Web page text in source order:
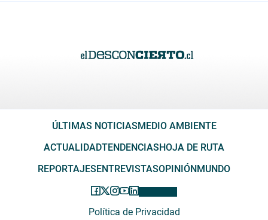
ÚLTIMAS NOTICIASMEDIO AMBIENTE
ACTUALIDADTENDENCIASHOJA DE RUTA
REPORTAJESENTREVISTASOPINIÓNMUNDO
Política de Privacidad